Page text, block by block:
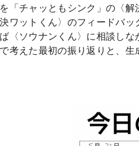
「チャッともシンク」の〈
ワットくん〉のフィードバ
〈ソウナンくん〉に相談しな
考えた最初の振り返りと、